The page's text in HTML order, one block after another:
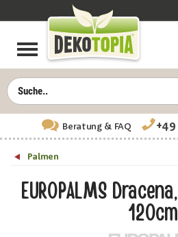
Beratung& FAQ +49
Palmen
EUROPALMS
120cm